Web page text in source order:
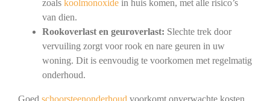
zoals koolmonoxidein huis komen, met alle risico’s
van dien.
Rookoverlast en geuroverlast: Slechte trek door
vervuiling zorgt voor rook en nare geuren in uw
woning. Dit is eenvoudig te voorkomen met regelmatig
onderhoud.
Goed schoorsteenonderhoud voorkomt onverwachte kosten